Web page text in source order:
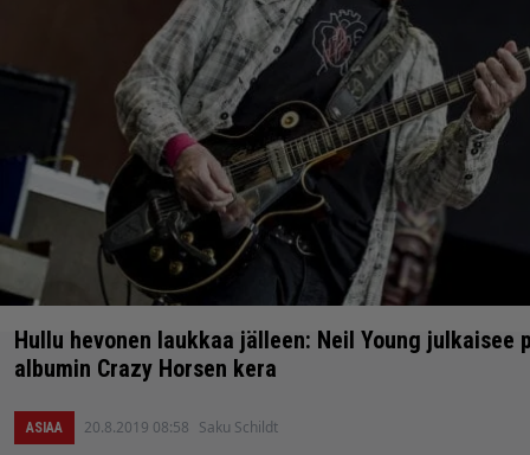
Hullu hevonen laukkaa jälleen: Neil Young julkaisee
albumin Crazy Horsen kera
ASIAA 20.8.2019 08:58 Saku Schildt